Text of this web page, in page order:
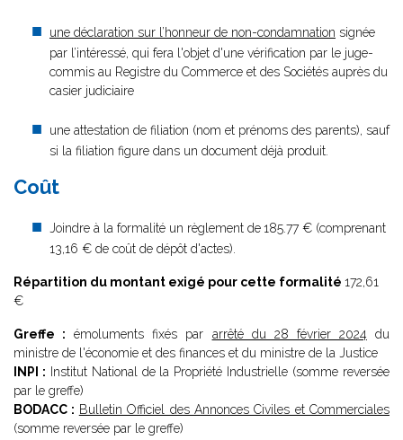
une déclaration sur l’honneur de non-condamnation signée
par l’intéressé, qui fera l'objet d'une vérification par le juge-
commis au Registre du Commerce et des Sociétés auprès du
casier judiciaire
une attestation de filiation (nom et prénoms des parents), sauf
si la filiation figure dans un document déjà produit.
Coût
Joindre à la formalité un règlement de185.77 € (comprenant
13,16 € de coût de dépôt d'actes).
Répartition du montant exigé pour cette formalité 172,61
€
Greffe : émoluments fixés par arrêté du 28 février 2024 du
ministre de l'économie et des finances et du ministre de la Justice
INPI : Institut National de la Propriété Industrielle (somme reversée
par le greffe)
BODACC : Bulletin Officiel des Annonces Civiles et Commerciales
(somme reversée par le greffe)